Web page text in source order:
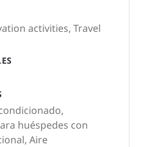
activities, Travel
huéspedes con
Aire